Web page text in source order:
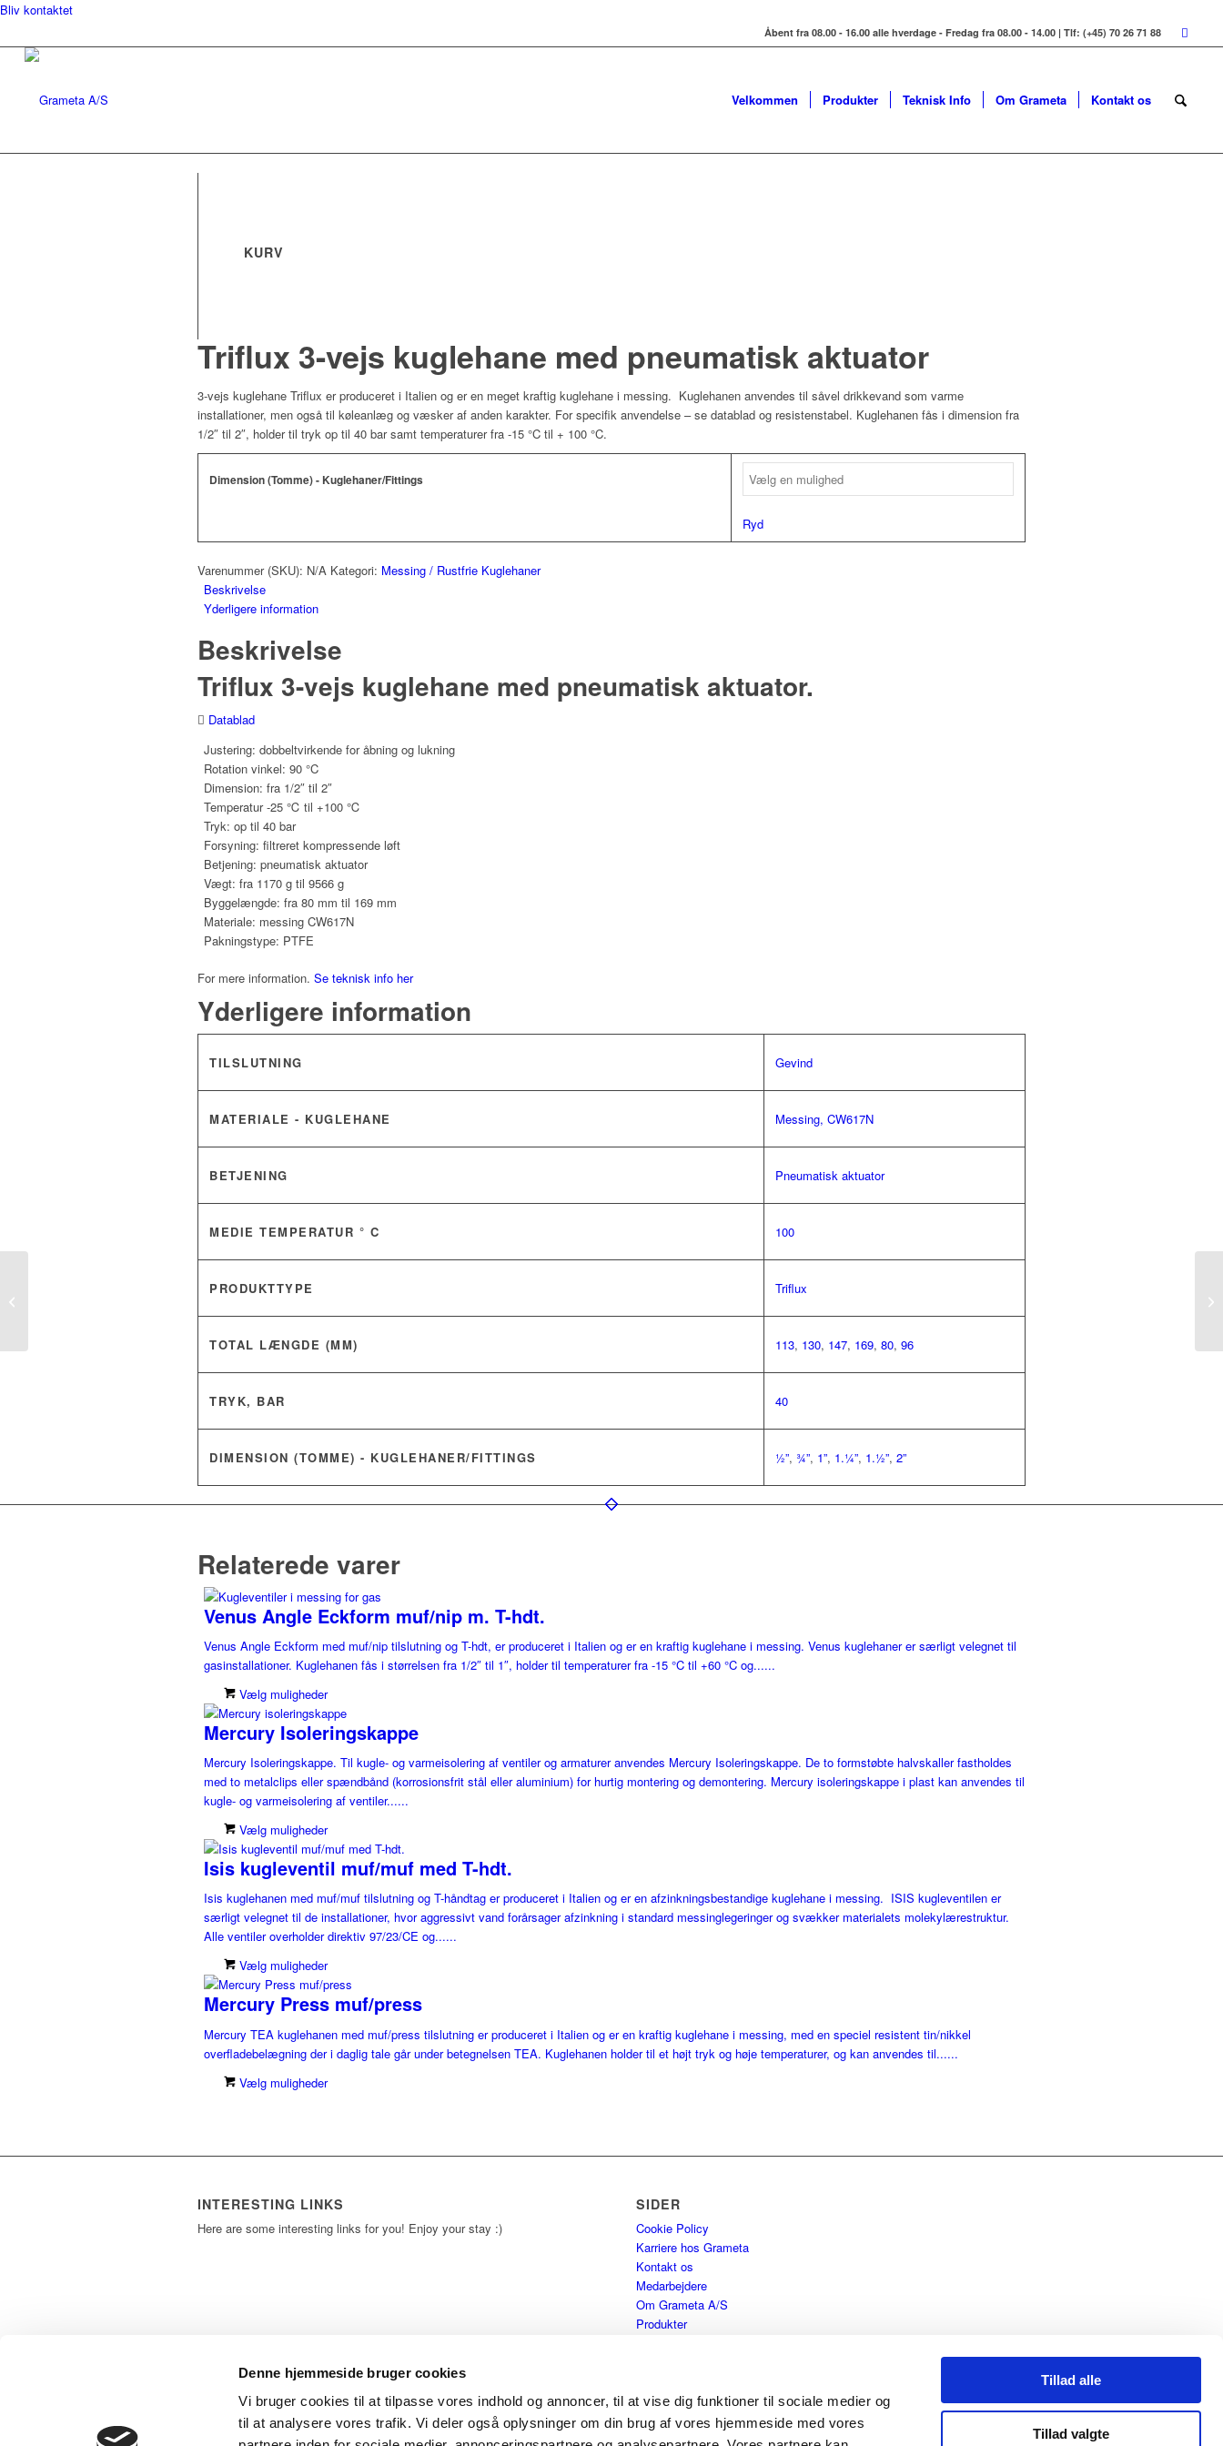
Denne hjemmeside bruger cookies
Vi bruger cookies til at tilpasse vores indhold og annoncer, til at vise dig funktioner til sociale medier og
til at analysere vores trafik. Vi deler også oplysninger om din brug af vores hjemmeside med vores
Tillad alle
Tillad valgte
Bliv kontaktet
Åbent fra 08.00 - 16.00 alle hverdage - Fredag fra 08.00 - 14.00 | Tlf: (+45) 70 26 71 88
Velkommen Produkter Teknisk Info Om Grameta Kontakt os
KURV
Triflux 3-vejs kuglehane med pneumatisk aktuator
3-vejs kuglehane Triflux er produceret i Italien og er en meget kraftig kuglehane i messing. Kuglehanen anvendes til såvel drikkevand som varme
installationer, men også til køleanlæg og væsker af anden karakter. For specifik anvendelse – se datablad og resistenstabel. Kuglehanen fås i dimension fra
1/2″ til 2″, holder til tryk op til 40 bar samt temperaturer fra -15 °C til + 100 °C.
Dimension (Tomme) - Kuglehaner/Fittings
Ryd
Varenummer (SKU): N/A Kategori: Messing / Rustfrie Kuglehaner
Beskrivelse
Yderligere information
Beskrivelse
Triflux 3-vejs kuglehane med pneumatisk aktuator.
Datablad
Justering: dobbeltvirkende for åbning og lukning
Rotation vinkel: 90 °C
Dimension: fra 1/2″ til 2″
Temperatur -25 ℃ til +100 ℃
Tryk: op til 40 bar
Forsyning: filtreret kompressende løft
Betjening: pneumatisk aktuator
Vægt: fra 1170 g til 9566 g
Byggelængde: fra 80 mm til 169 mm
Materiale: messing CW617N
Pakningstype: PTFE
For mere information. Se teknisk info her
Yderligere information
TILSLUTNING Gevind
MATERIALE - KUGLEHANE Messing, CW617N
BETJENING Pneumatisk aktuator
MEDIE TEMPERATUR ° C 100
PRODUKTTYPE Triflux
TOTAL LÆNGDE (MM) 113, 130, 147, 169, 80, 96
TRYK, BAR 40
DIMENSION (TOMME) - KUGLEHANER/FITTINGS ½”, ¾”, 1”, 1.¼”, 1.½”, 2”
Relaterede varer
Venus Angle Eckform muf/nip m. T-hdt.
Venus Angle Eckform med muf/nip tilslutning og T-hdt, er produceret i Italien og er en kraftig kuglehane i messing. Venus kuglehaner er særligt velegnet til
gasinstallationer. Kuglehanen fås i størrelsen fra 1/2″ til 1″, holder til temperaturer fra -15 °C til +60 °C og......
Vælg muligheder
Mercury Isoleringskappe
Mercury Isoleringskappe. Til kugle- og varmeisolering af ventiler og armaturer anvendes Mercury Isoleringskappe. De to formstøbte halvskaller fastholdes
med to metalclips eller spændbånd (korrosionsfrit stål eller aluminium) for hurtig montering og demontering. Mercury isoleringskappe i plast kan anvendes til
kugle- og varmeisolering af ventiler......
Vælg muligheder
Isis kugleventil muf/muf med T-hdt.
Isis kuglehanen med muf/muf tilslutning og T-håndtag er produceret i Italien og er en afzinkningsbestandige kuglehane i messing. ISIS kugleventilen er
særligt velegnet til de installationer, hvor aggressivt vand forårsager afzinkning i standard messinglegeringer og svækker materialets molekylærestruktur.
Alle ventiler overholder direktiv 97/23/CE og......
Vælg muligheder
Mercury Press muf/press
Mercury TEA kuglehanen med muf/press tilslutning er produceret i Italien og er en kraftig kuglehane i messing, med en speciel resistent tin/nikkel
overfladebelægning der i daglig tale går under betegnelsen TEA. Kuglehanen holder til et højt tryk og høje temperaturer, og kan anvendes til......
Vælg muligheder
INTERESTING LINKS
Here are some interesting links for you! Enjoy your stay :)
SIDER
Cookie Policy
Karriere hos Grameta
Kontakt os
Medarbejdere
Om Grameta A/S
Produkter
Velkommen